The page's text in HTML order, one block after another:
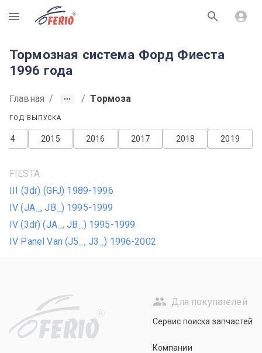
R
Тормозная система Форд Фиеста
1996 года
Главная / / Тормоза
ГОД ВЫПУСКА
2019
2018
2017
2016
2015
FIESTA
III (3dr) (GFJ) 1989-1996
IV (JA_, JB_) 1995-1999
IV (3dr) (JA_, JB_) 1995-1999
IV Panel Van (J5_, J3_) 1996-2002
R
Для покупателей
Сервис поиска запчастей
Компании